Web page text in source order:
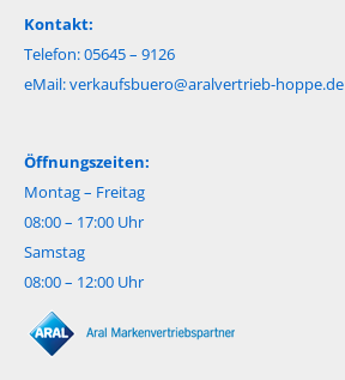
Kontakt:
Telefon: 05645 – 9126
eMail:verkaufsbuero@aralvertrieb-hoppe.de
Öffnungszeiten:
Montag – Freitag
08:00 – 17:00 Uhr
Samstag
08:00 – 12:00 Uhr